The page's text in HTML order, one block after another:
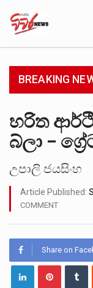
BREAKING
හරිත
බ්ලා –
උපාලි ජයසිංහ
Article Published:
COMMENT
Share on